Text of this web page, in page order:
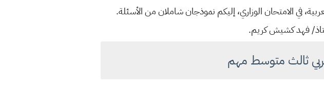
في الامتحان الوزاري، إليكم نموذجان شاملان من الأسئلة.
فهد كشيش كريم.
ثالث متوسط مهم